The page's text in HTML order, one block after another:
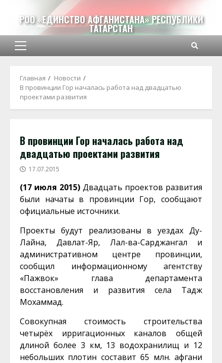
содержимому
РОО «ЕДИНСТВО АФГАНИСТАНА» РЕСПУБЛИКИ
ТАТАРСТАН
Основное
Главная
Новости
В провинции Гор началась работа над двадцатью
проектами развития
В провинции Гор началась работа над
двадцатью проектами развития
17.07.2015
(17 июля 2015) Двадцать проектов развития
были начаты в провинции Гор, сообщают
официальные источники.
Проекты будут реализованы в уездах Ду-
Лайна, Давлат-Яр, Лал-ва-Сарджангал и
административном центре провинции,
сообщил информационному агентству
«Пажвок» глава департамента
восстановления и развития села Тадж
Мохаммад.
Совокупная стоимость строительства
четырёх ирригационных каналов общей
длиной более 3 км, 13 водохранилищ и 12
небольших плотин составит 65 млн. афгани